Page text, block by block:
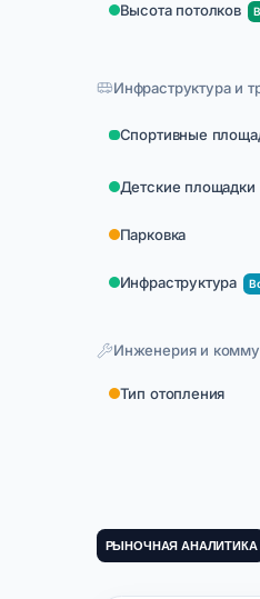
Высота потолков
Инфраструктура и
Спортивные
Детские площадки
Парковка
Инфраструктура
Инженерия и
Тип отопления
РЫНОЧНАЯ АНАЛИТИКА